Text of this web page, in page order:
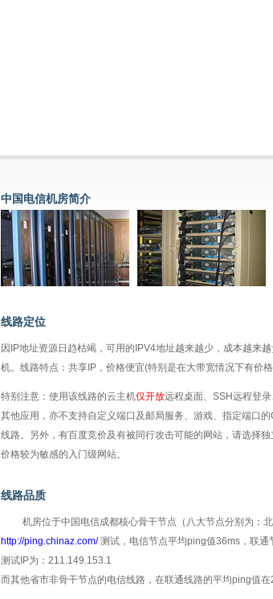
中国电信机房简介
线路定位
因IP地址资源日趋枯竭，可用的IPV4地址越来越少，成本越来
机。线路特点：共享IP，价格便宜(特别是在大带宽情况下有价
特别注意：使用该线路的云主机仅开放远程桌面、SSH远程登
其他应用，亦不支持自定义端口及邮局服务、游戏、指定端口
线路。另外，有百度竞价及有被同行攻击可能的网站，请选择
价格较为敏感的入门级网站。
线路品质
机房位于中国电信成都核心骨干节点（八大节点分别为：北
http://ping.chinaz.com/测试，电信节点平均ping值36ms，联通
测试IP为：211.149.153.1
而其他省市非骨干节点的电信线路，在联通线路的平均ping值在